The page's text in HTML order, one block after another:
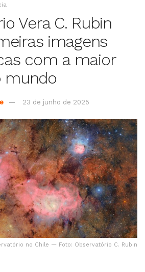
Vera C. Rubin
imagens
com a maior
mundo
23 de junho de 2025
no Chile — Foto: Observatório C. Rubin